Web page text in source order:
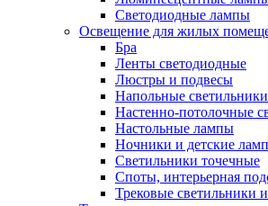
Светодиодные лампы
Освещение для жилых
Бра
Ленты светодиодные
Люстры и подвесы
Напольные светильники
Настенно-потолочные
Настольные лампы
Ночники и детские
Светильники точечные
Споты, интерьерная
Трековые светильники